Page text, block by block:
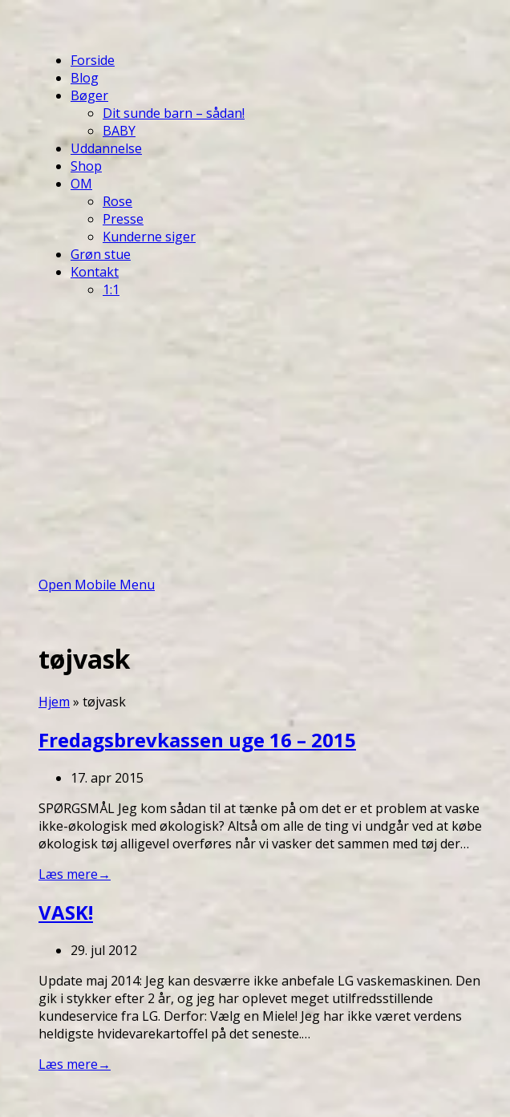
Forside
Blog
Bøger
Dit sunde barn – sådan!
BABY
Uddannelse
Shop
OM
Rose
Presse
Kunderne siger
Grøn stue
Kontakt
1:1
Open Mobile Menu
tøjvask
Hjem » tøjvask
Fredagsbrevkassen uge 16 – 2015
17. apr 2015
SPØRGSMÅL Jeg kom sådan til at tænke på om det er et problem at vaske
ikke-økologisk med økologisk? Altså om alle de ting vi undgår ved at købe
økologisk tøj alligevel overføres når vi vasker det sammen med tøj der…
Læs mere→
VASK!
29. jul 2012
Update maj 2014: Jeg kan desværre ikke anbefale LG vaskemaskinen. Den
gik i stykker efter 2 år, og jeg har oplevet meget utilfredsstillende
kundeservice fra LG. Derfor: Vælg en Miele! Jeg har ikke været verdens
heldigste hvidevarekartoffel på det seneste.…
Læs mere→